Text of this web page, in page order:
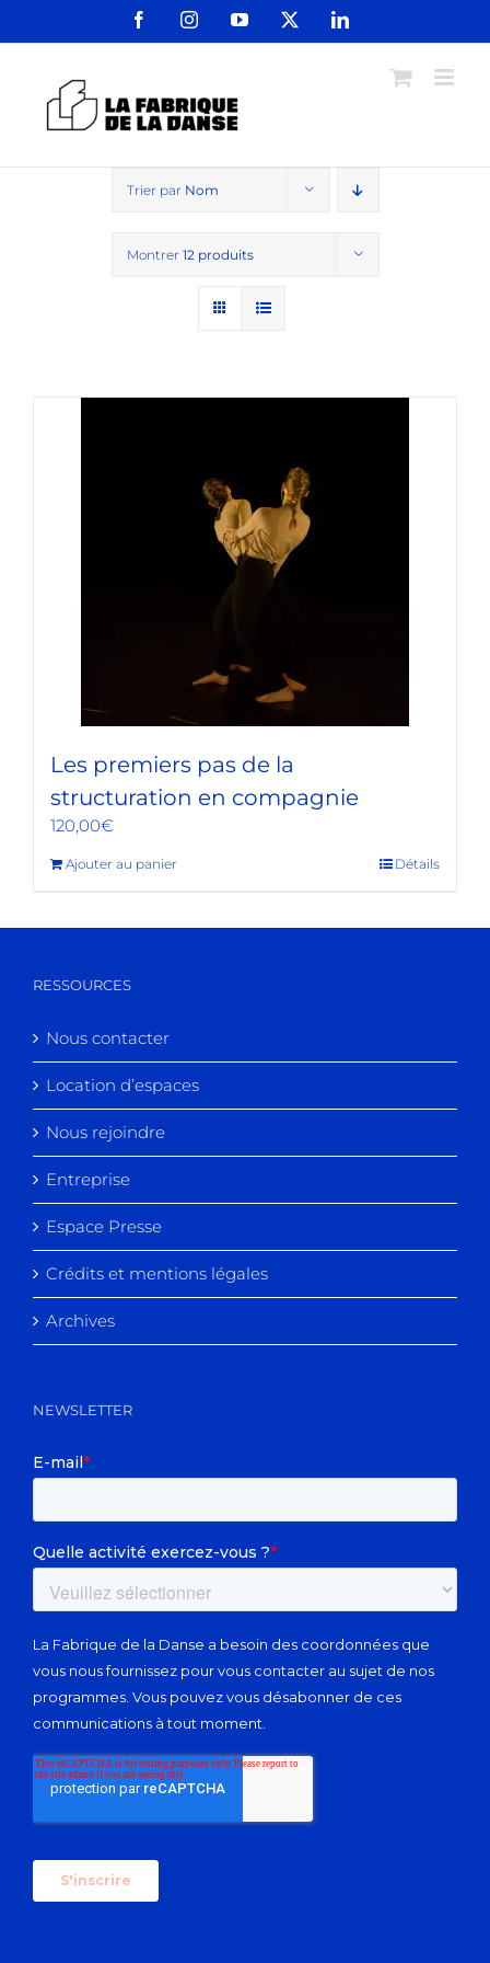
FacebookInstagramYouTube LinkedIn
Trier par Nom
Montrer 12 produits
Les premiers pas de la
structuration en compagnie
120,00€
Ajouter au panier Détails
RESSOURCES
Nous contacter
Location d’espaces
Nous rejoindre
Entreprise
Espace Presse
Crédits et mentions légales
Archives
NEWSLETTER